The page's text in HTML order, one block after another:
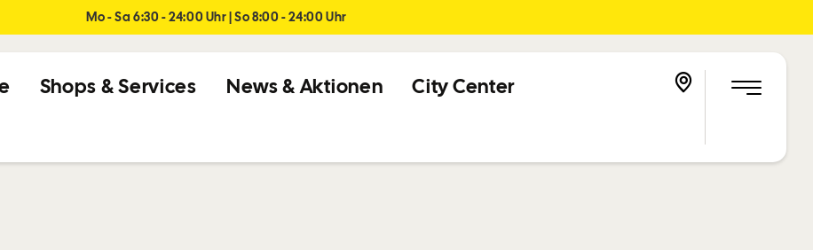
Mo - Sa 6:30 - 24:00 Uhr | So 8:00 - 24:00 Uhr
Shops & Services News & Aktionen City Center